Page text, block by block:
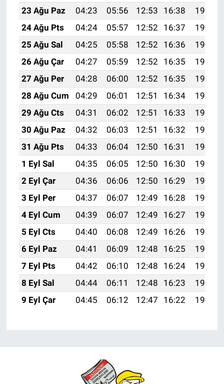
23 Ağu Paz
04:23 05:56 12:53 16:38
19:40
24 Ağu Pts
04:24 05:57 12:52 16:37
19:38
25 Ağu Sal
04:25 05:58 12:52 16:36
19:37
26 Ağu Çar
04:27 05:59 12:52 16:35
19:35
27 Ağu Per
04:28 06:00 12:52 16:35
19:34
28 Ağu Cum
04:29 06:01 12:51 16:34
19:32
29 Ağu Cts
04:31 06:02 12:51 16:33
19:30
30 Ağu Paz
04:32 06:03 12:51 16:32
19:29
31 Ağu Pts
04:33 06:04 12:50 16:31
19:27
1 Eyl Sal
04:35 06:05 12:50 16:30
19:26
2 Eyl Çar
04:36 06:06 12:50 16:29
19:24
3 Eyl Per
04:37 06:07 12:49 16:28
19:22
4 Eyl Cum
04:39 06:07 12:49 16:27
19:21
5 Eyl Cts
04:40 06:08 12:49 16:26
19:19
6 Eyl Paz
04:41 06:09 12:48 16:25
19:17
7 Eyl Pts
04:42 06:10 12:48 16:24
19:16
8 Eyl Sal
04:44 06:11 12:48 16:23
19:14
9 Eyl Çar
04:45 06:12 12:47 16:22 19:13